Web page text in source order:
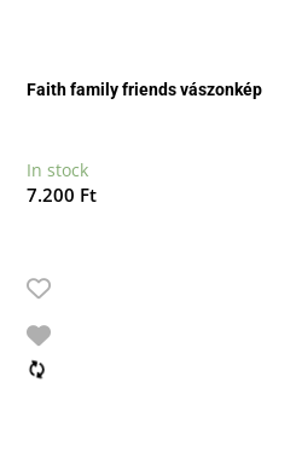
Faith family friends vászonkép
In stock
7.200 Ft